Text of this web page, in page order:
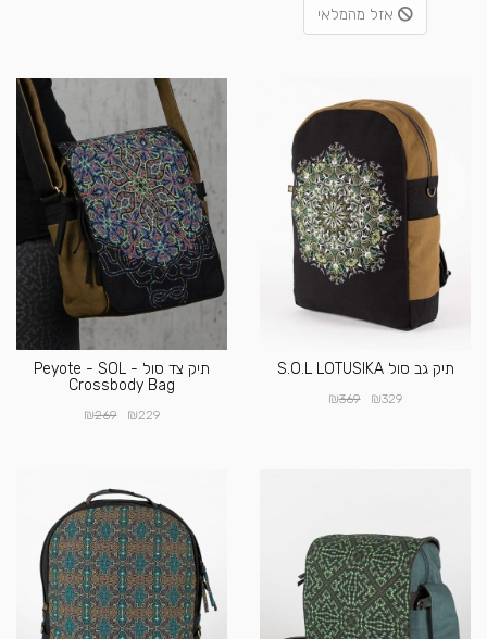
אזל מהמלאי
תיק גב סול S.O.L LOTUSIKA
₪329
₪369
תיק צד סול - Peyote - SOL
Crossbody Bag
₪229
₪269